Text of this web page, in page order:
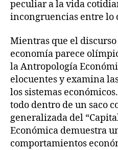
peculiar a la vida
incongruencias entre lo
Mientras que el
economía parece
la Antropología
elocuentes y examina
los sistemas
todo dentro de un saco
generalizada del
Económica demuestra
comportamientos